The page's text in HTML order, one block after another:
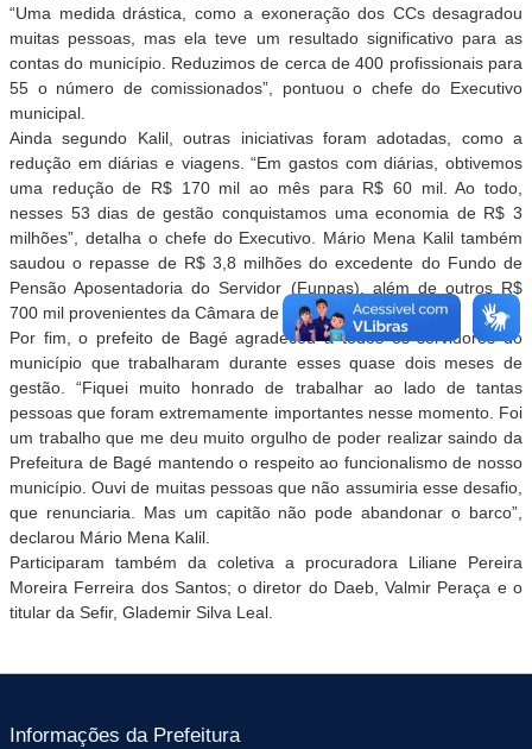
“Uma medida drástica, como a exoneração dos CCs desagradou
muitas pessoas, mas ela teve um resultado significativo para as
contas do município. Reduzimos de cerca de 400 profissionais para
55 o número de comissionados”, pontuou o chefe do Executivo
municipal.
Ainda segundo Kalil, outras iniciativas foram adotadas, como a
redução em diárias e viagens. “Em gastos com diárias, obtivemos
uma redução de R$ 170 mil ao mês para R$ 60 mil. Ao todo,
nesses 53 dias de gestão conquistamos uma economia de R$ 3
milhões”, detalha o chefe do Executivo. Mário Mena Kalil também
saudou o repasse de R$ 3,8 milhões do excedente do Fundo de
Pensão Aposentadoria do Servidor (Funpas), além de outros R$
700 mil provenientes da Câmara de Vereadores.
Por fim, o prefeito de Bagé agradeceu a todos os servidores do
município que trabalharam durante esses quase dois meses de
gestão. “Fiquei muito honrado de trabalhar ao lado de tantas
pessoas que foram extremamente importantes nesse momento. Foi
um trabalho que me deu muito orgulho de poder realizar saindo da
Prefeitura de Bagé mantendo o respeito ao funcionalismo de nosso
município. Ouvi de muitas pessoas que não assumiria esse desafio,
que renunciaria. Mas um capitão não pode abandonar o barco”,
declarou Mário Mena Kalil.
Participaram também da coletiva a procuradora Liliane Pereira
Moreira Ferreira dos Santos; o diretor do Daeb, Valmir Peraça e o
titular da Sefir, Glademir Silva Leal.
Informações da Prefeitura